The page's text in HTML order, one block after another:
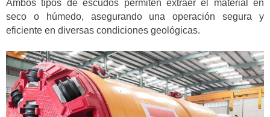
Ambos tipos de escudos permiten extraer el material en
seco o húmedo, asegurando una operación segura y
eficiente en diversas condiciones geológicas.